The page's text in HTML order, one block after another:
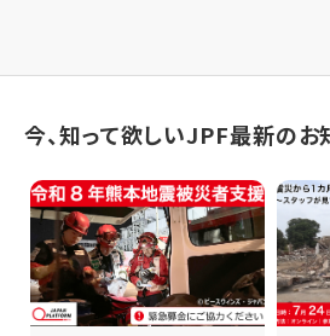
今、知って欲しいJPF最新のお